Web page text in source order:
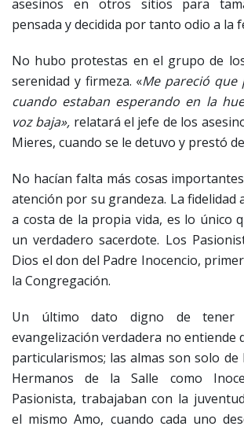
asesinos en otros sitios para
pensada y decidida por tanto odio a la
No hubo protestas en el grupo de
serenidad y firmeza. «Me pareció que
cuando estaban esperando en la
voz baja», relatará el jefe de los
Mieres, cuando se le detuvo y prestó
No hacían falta más cosas
atención por su grandeza. La fidelidad
a costa de la propia vida, es lo único
un verdadero sacerdote. Los
Dios el don del Padre Inocencio,
la Congregación.
Un último dato digno de tener
evangelización verdadera no entiende
particularismos; las almas son solo
Hermanos de la Salle como
Pasionista, trabajaban con la
el mismo Amo, cuando cada uno